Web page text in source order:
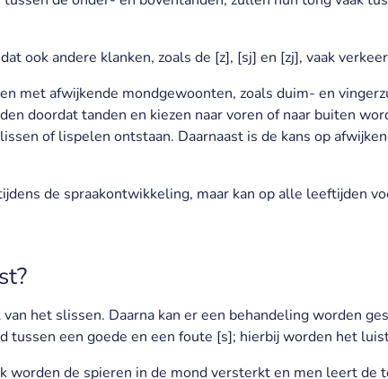
ook andere klanken, zoals de [z], [sj] en [zj], vaak
met afwijkende mondgewoonten, zoals duim- en
doordat tanden en kiezen naar voren of naar buiten
of lispelen ontstaan. Daarnaast is de kans op
de spraakontwikkeling, maar kan op alle leeftijden
het slissen. Daarna kan er een behandeling worden
tussen een goede en een foute [s]; hierbij worden het
worden de spieren in de mond versterkt en men leert de